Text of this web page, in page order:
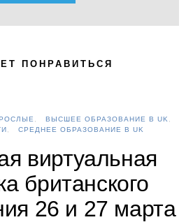
ПОНРАВИТЬСЯ
ВЫСШЕЕ ОБРАЗОВАНИЕ В UK
СРЕДНЕЕ ОБРАЗОВАНИЕ В UK
виртуальная
британского
26 и 27 марта